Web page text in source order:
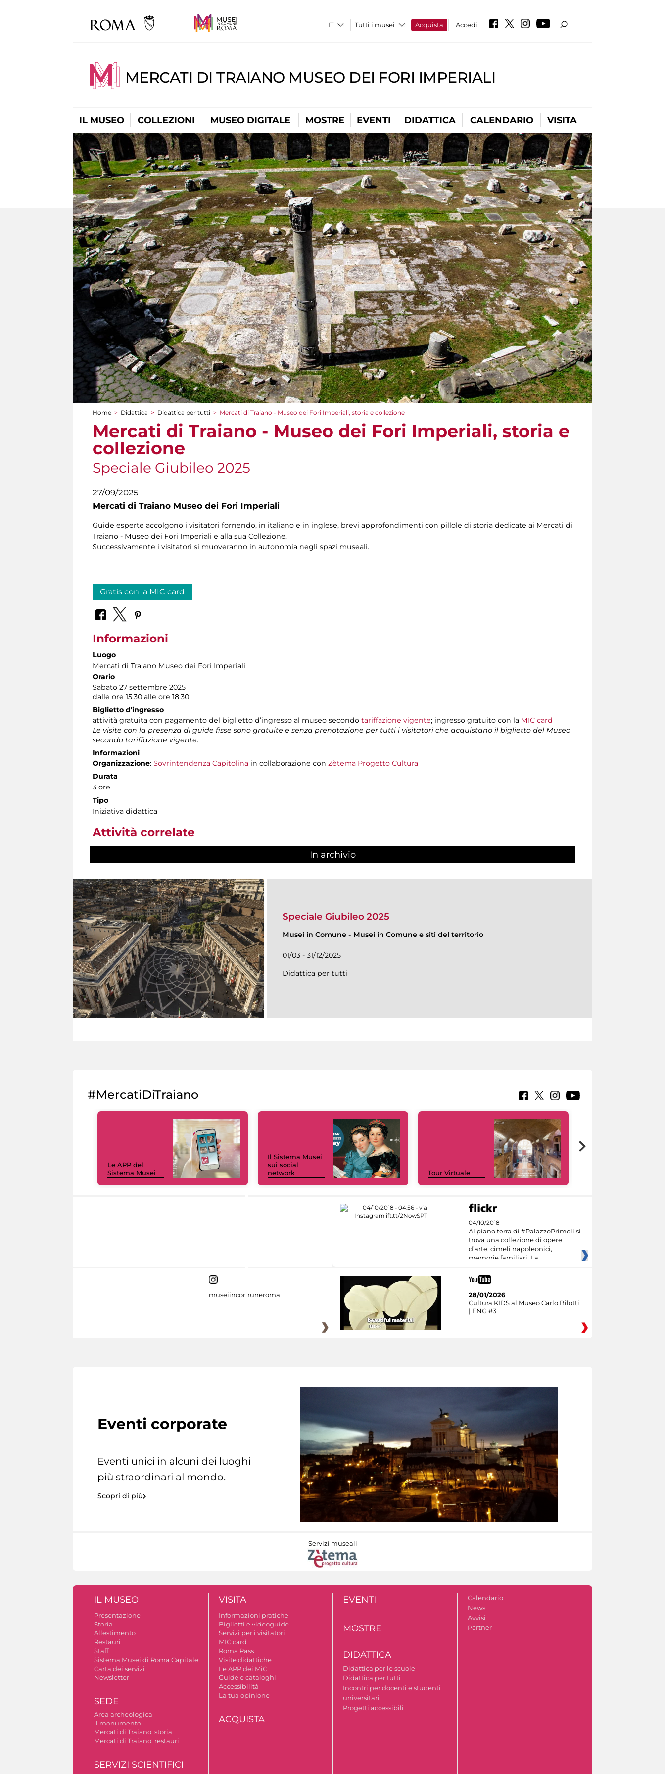
Tutti i musei Acquista Accedi
MERCATI DI TRAIANO MUSEO DEI FORI IMPERIALI
IL MUSEO COLLEZIONI MUSEO DIGITALE MOSTRE EVENTI DIDATTICA CALENDARIO VISITA
Tu sei qui
Home > Didattica > Didattica per tutti > Mercati di Traiano - Museo dei Fori Imperiali, storia e collezione
Mercati di Traiano - Museo dei Fori Imperiali, storia e
collezione
Speciale Giubileo 2025
27/09/2025
Mercati di Traiano Museo dei Fori Imperiali
Guide esperte accolgono i visitatori fornendo, in italiano e in inglese, brevi approfondimenti con pillole di storia dedicate ai Mercati di
Traiano - Museo dei Fori Imperiali e alla sua Collezione.
Successivamente i visitatori si muoveranno in autonomia negli spazi museali.
Gratis con la MIC card
Informazioni
Luogo
Mercati di Traiano Museo dei Fori Imperiali
Orario
Sabato 27 settembre 2025
dalle ore 15.30 alle ore 18.30
Biglietto d'ingresso
attività gratuita con pagamento del biglietto d’ingresso al museo secondo tariffazione vigente; ingresso gratuito con la MIC card
Le visite con la presenza di guide fisse sono gratuite e senza prenotazione per tutti i visitatori che acquistano il biglietto del Museo
secondo tariffazione vigente.
Informazioni
Organizzazione: Sovrintendenza Capitolina in collaborazione con Zètema Progetto Cultura
Durata
3 ore
Tipo
Iniziativa didattica
Attività correlate
In archivio
Speciale Giubileo 2025
Musei in Comune - Musei in Comune e siti del territorio
01/03 - 31/12/2025
Didattica per tutti
#MercatiDiTraiano
Le APP del
Sistema Musei
Il Sistema Musei
sui social
network
Tour Virtuale
04/10/2018
Al piano terra di #PalazzoPrimoli si
trova una collezione di opere
d’arte, cimeli napoleonici,
memorie familiari. La
museiincomuneroma
28/01/2026
Cultura KIDS al Museo Carlo Bilotti
| ENG #3
Eventi corporate
Eventi unici in alcuni dei luoghi
più straordinari al mondo.
Scopri di più
Servizi museali
IL MUSEO
Presentazione
Storia
Allestimento
Restauri
Staff
Sistema Musei di Roma Capitale
Carta dei servizi
Newsletter
SEDE
Area archeologica
Il monumento
Mercati di Traiano: storia
Mercati di Traiano: restauri
SERVIZI SCIENTIFICI
VISITA
Informazioni pratiche
Biglietti e videoguide
Servizi per i visitatori
MIC card
Roma Pass
Visite didattiche
Le APP dei MiC
Guide e cataloghi
Accessibilità
La tua opinione
ACQUISTA
EVENTI
MOSTRE
DIDATTICA
Didattica per le scuole
Didattica per tutti
Incontri per docenti e studenti
universitari
Progetti accessibili
Calendario
News
Avvisi
Partner